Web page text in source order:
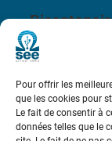
Pour offrir les
que les cookies pour
Le fait de consentir à
données telles que le
Marie
Conditions
Mentions